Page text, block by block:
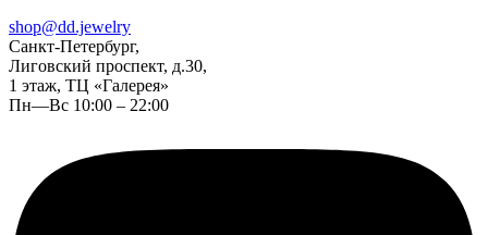
shop@dd.jewelry
Санкт-Петербург,
Лиговский проспект, д.30,
1 этаж, ТЦ «Галерея»
Пн—Вс 10:00 – 22:00